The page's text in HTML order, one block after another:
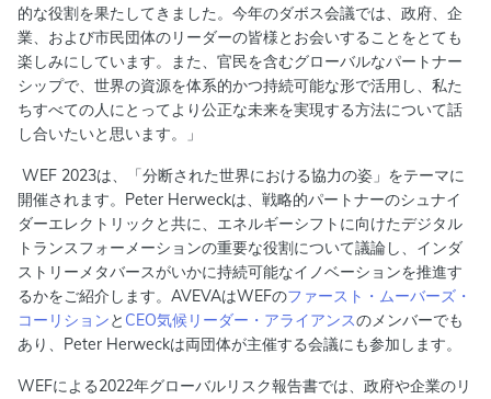
的な役割を果たしてきました。今年のダボス会議では、政府、企
業、および市民団体のリーダーの皆様とお会いすることをとても
楽しみにしています。また、官民を含むグローバルなパートナー
シップで、世界の資源を体系的かつ持続可能な形で活用し、私た
ちすべての人にとってより公正な未来を実現する方法について話
し合いたいと思います。」
WEF 2023は、「分断された世界における協力の姿」をテーマに
開催されます。Peter Herweckは、戦略的パートナーのシュナイ
ダーエレクトリックと共に、エネルギーシフトに向けたデジタル
トランスフォーメーションの重要な役割について議論し、インダ
ストリーメタバースがいかに持続可能なイノベーションを推進す
るかをご紹介します。AVEVAはWEFのファースト・ムーバーズ・
コーリションと CEO気候リーダー・アライアンスのメンバーでも
あり、Peter Herweckは両団体が主催する会議にも参加します。
WEFによる2022年グローバルリスク報告書では、政府や企業のリ